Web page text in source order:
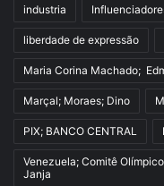
industria
liberdade de expressão
Maria Corina Machado;
Marçal; Moraes; Dino
PIX; BANCO CENTRAL
Venezuela; Comitê
Janja